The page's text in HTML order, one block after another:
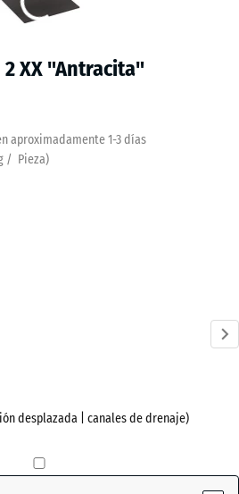
XX "Antracita"
aproximadamente1-3 días
/ Pieza)
desplazada | canales de drenaje)